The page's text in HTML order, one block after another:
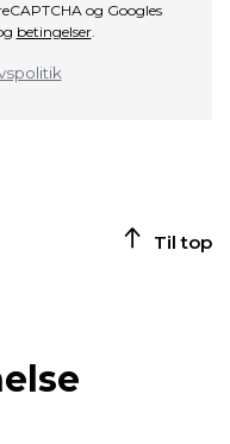
og Googles
betingelser.
Til top